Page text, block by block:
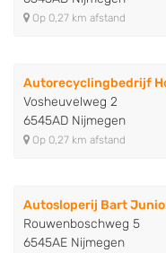
Op 0,27 km afstand
Autorecyclingbedrijf
Vosheuvelweg 2
6545AD Nijmegen
Op 0,27 km afstand
Autosloperij Bart
Rouwenboschweg 5
6545AE Nijmegen